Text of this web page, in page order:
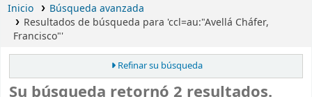
Inicio
Búsqueda avanzada
Resultados de búsqueda para 'ccl=au:"Avellá Cháfer,
Francisco"'
Refinar su búsqueda
Su búsqueda retornó 2 resultados.